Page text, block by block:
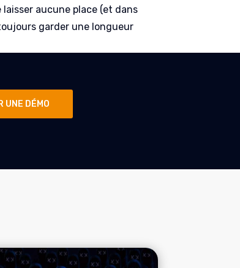
laisser aucune place (et dans
garder une longueur
UNE DÉMO